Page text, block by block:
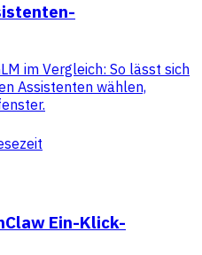
im Vergleich: So lässt sich
Assistenten wählen,
Ein-Klick-